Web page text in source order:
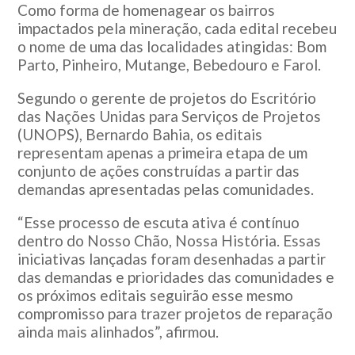
Como forma de homenagear os bairros
impactados pela mineração, cada edital recebeu
o nome de uma das localidades atingidas: Bom
Parto, Pinheiro, Mutange, Bebedouro e Farol.
Segundo o gerente de projetos do Escritório
das Nações Unidas para Serviços de Projetos
(UNOPS), Bernardo Bahia, os editais
representam apenas a primeira etapa de um
conjunto de ações construídas a partir das
demandas apresentadas pelas comunidades.
“Esse processo de escuta ativa é contínuo
dentro do Nosso Chão, Nossa História. Essas
iniciativas lançadas foram desenhadas a partir
das demandas e prioridades das comunidades e
os próximos editais seguirão esse mesmo
compromisso para trazer projetos de reparação
ainda mais alinhados”, afirmou.